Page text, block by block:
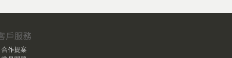
合作提案